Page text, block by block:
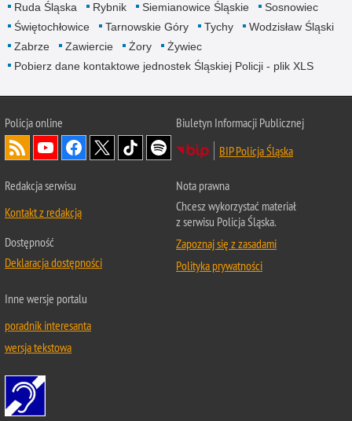
Ruda Śląska
Rybnik Siemianowice Śląskie
Sosnowiec
Świętochłowice
Tarnowskie Góry Tychy
Wodzisław Śląski
Zabrze
Zawiercie Żory
Żywiec
Pobierz dane kontaktowe jednostek Śląskiej Policji - plik XLS
Policja online
Biuletyn Informacji Publicznej
BIP Policja Śląska
Redakcja serwisu
Kontakt z redakcją
Dostępność
Deklaracja dostępności
Nota prawna
Chcesz wykorzystać materiał
z serwisu Policja Śląska.
Zapoznaj się z zasadami
Polityka prywatności
Inne wersje portalu
poradnik interesanta
wersja tekstowa